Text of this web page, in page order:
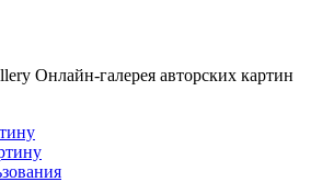
Онлайн-галерея авторских картин